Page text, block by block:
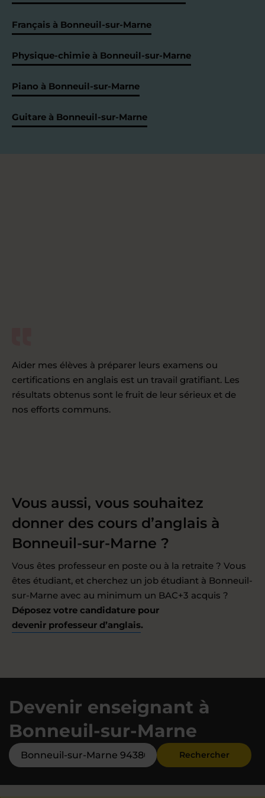
Français à Bonneuil-sur-Marne
Physique-chimie à Bonneuil-sur-Marne
Piano à Bonneuil-sur-Marne
Guitare à Bonneuil-sur-Marne
Aider mes élèves à préparer leurs examens ou
certifications en anglais est un travail gratifiant. Les
résultats obtenus sont le fruit de leur sérieux et de
nos efforts communs.
Vous aussi, vous souhaitez
donner des cours d’anglais à
Bonneuil-sur-Marne ?
Vous êtes professeur en poste ou à la retraite ? Vous
êtes étudiant, et cherchez un job étudiant à Bonneuil-
sur-Marne avec au minimum un BAC+3 acquis ?
Déposez votre candidature pour
devenir professeur d’anglais.
Devenir enseignant à
Bonneuil-sur-Marne
Rechercher